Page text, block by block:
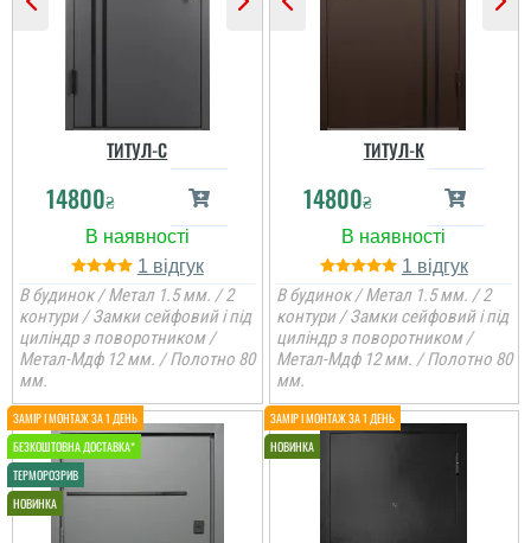
ТИТУЛ-С
14800₴
1
В будинок / Метал 1.5 мм. / 2
контури / Замки сейфовий і під
циліндр з поворотником /
Метал-Мдф 12 мм. / Полотно 80
мм.
ТИТУЛ-К
14800₴
1
В будинок / Метал 1.5 мм. / 2
контури / Замки сейфовий і під
циліндр з поворотником /
Метал-Мдф 12 мм. / Полотно 80
мм.